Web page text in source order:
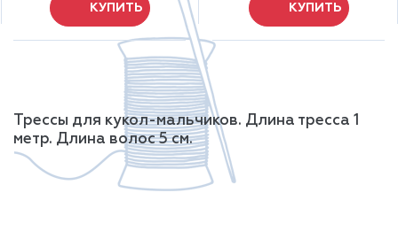
КУПИТЬ КУПИТЬ
Трессы для кукол-мальчиков. Длина тресса 1
метр. Длина волос 5 см.